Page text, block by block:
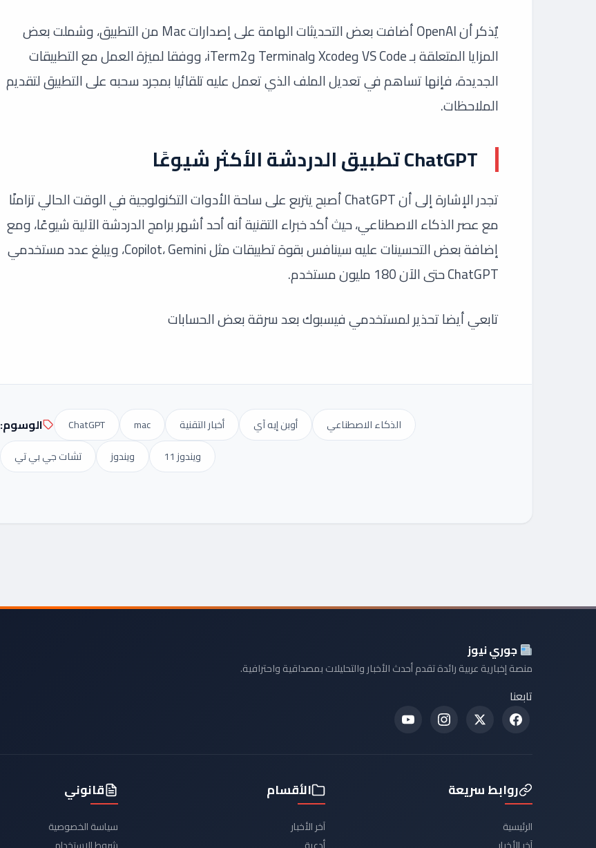
يٌذكر أن OpenAI أضافت بعض التحديثات الهامة على إصدارات Mac من التطبيق، وشملت بعض
المزايا المتعلقة بـ VS Code وXcode وTerminal وiTerm2، ووفقا لميزة العمل مع التطبيقات
الجديدة، فإنها تساهم في تعديل الملف الذي تعمل عليه تلقائيا بمجرد سحبه على التطبيق لتقديم
الملاحظات.
ChatGPT تطبيق الدردشة الأكثر شيوعًا
تجدر الإشارة إلى أن ChatGPT أصبح يتربع على ساحة الأدوات التكنولوجية في الوقت الحالي تزامنًا
مع عصر الذكاء الاصطناعي، حيث أكد خبراء التقنية أنه أحد أشهر برامج الدردشة الآلية شيوعًا، ومع
إضافة بعض التحسينات عليه سينافس بقوة تطبيقات مثل Copilot، Gemini، ويبلغ عدد مستخدمي
ChatGPT حتى الآن 180 مليون مستخدم.
تابعي أيضا تحذير لمستخدمي فيسبوك بعد سرقة بعض الحسابات
الوسوم: ChatGPT mac أخبار التقنية أوبن إيه آي
الذكاء الاصطناعي
تشات جي بي تي
ويندوز ويندوز 11
جوري نيوز
منصة إخبارية عربية رائدة تقدم أحدث الأخبار والتحليلات بمصداقية واحترافية.
تابعنا
روابط سريعة
الرئيسية
الأقسام
آخر الأخبار
قانوني
سياسة الخصوصية